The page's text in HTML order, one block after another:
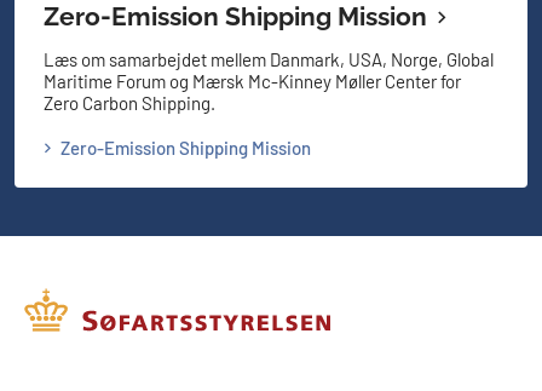
Zero-Emission Shipping Mission
Læs om samarbejdet mellem Danmark, USA, Norge, Global
Maritime Forum og Mærsk Mc-Kinney Møller Center for
Zero Carbon Shipping.
Zero-Emission Shipping Mission